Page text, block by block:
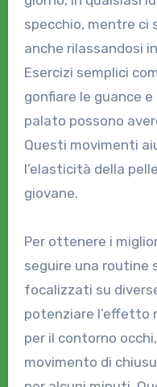
specchio, mentre ci
anche rilassandosi
Esercizi semplici
gonfiare le guance
palato possono
Questi movimenti
l’elasticità della
giovane.
Per ottenere i
seguire una routine
focalizzati su
potenziare l’effetto
per il contorno
movimento di